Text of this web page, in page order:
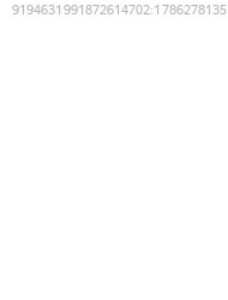
9194631991872614702:1786278135